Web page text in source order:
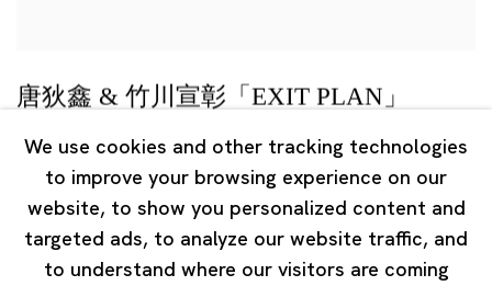
唐狄鑫 & 竹川宣彰「EXIT PLAN」
2019年3月7日
We use cookies and other tracking technologies
to improve your browsing experience on our
website, to show you personalized content and
targeted ads, to analyze our website traffic, and
to understand where our visitors are coming